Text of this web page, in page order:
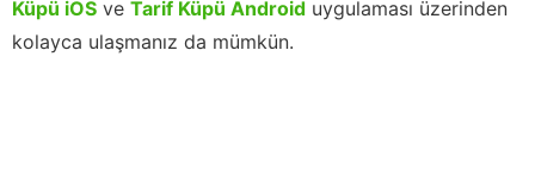
Küpü iOS ve Tarif Küpü Android uygulaması üzerinden
kolayca ulaşmanız da mümkün.